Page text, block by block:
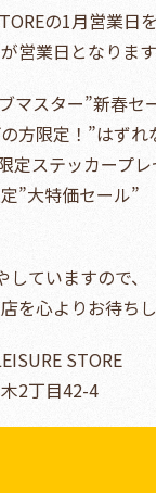
の1月営業日
営業日となります
マスター”新春
方限定！”はずれ
定ステッカープ
”大特価セール”
ていますので、
を心よりお待ち
STORE
2丁目42-4